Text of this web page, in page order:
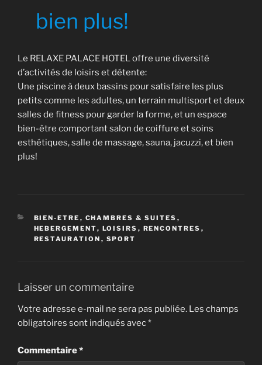
bien plus!
Le RELAXE PALACE HOTEL offre une diversité
d’activités de loisirs et détente:
Une piscine à deux bassins pour satisfaire les plus
petits comme les adultes, un terrain multisport et deux
salles de fitness pour garder la forme, et un espace
bien-être comportant salon de coiffure et soins
esthétiques, salle de massage, sauna, jacuzzi, et bien
plus!
CATÉGORIES
BIEN-ETRE , CHAMBRES & SUITES ,
HEBERGEMENT, LOISIRS , RENCONTRES ,
RESTAURATION , SPORT
Laisser un commentaire
Votre adresse e-mail ne sera pas publiée. Les champs
obligatoires sont indiqués avec*
Commentaire*